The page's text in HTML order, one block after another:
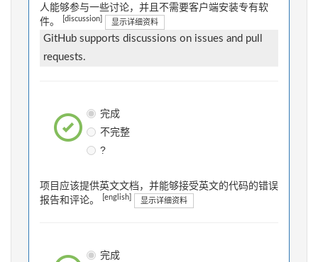
人能够参与一些讨论，并且不需要客户端安装专有软
件。
[discussion] 显示详细资料
GitHub supports discussions on issues and pull
requests.
完成
不完整
?
项目应该提供英文文档，并能够接受英文的代码的错误
报告和评论。
[english] 显示详细资料
完成